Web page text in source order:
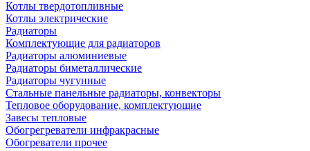
Котлы твердотопливные
Котлы электрические
Радиаторы
Комплектующие для радиаторов
Радиаторы алюминиевые
Радиаторы биметаллические
Радиаторы чугунные
Стальные панельные радиаторы, конвекторы
Тепловое оборудование, комплектующие
Завесы тепловые
Обогрегреватели инфракрасные
Обогреватели прочее